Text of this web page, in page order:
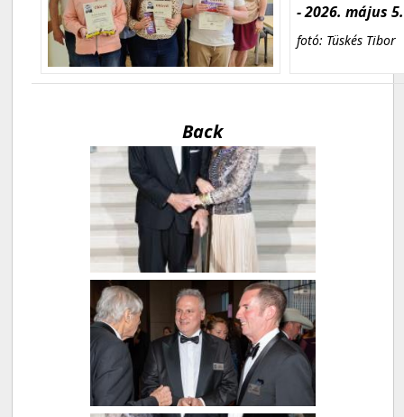
- 2026. május 5.
fotó: Tüskés Tibor
Back